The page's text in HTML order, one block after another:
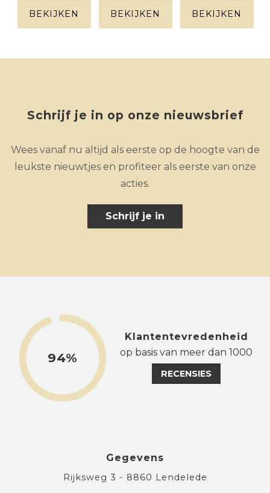
BEKIJKEN
unique
BEKIJKEN
metaal
BEKIJKEN
Schrijf je in op onze nieuwsbrief
Wees vanaf nu altijd als eerste op de hoogte van de
leukste nieuwtjes en profiteer als eerste van onze
acties.
Schrijf je in
94%
Klantentevredenheid
op basis van meer dan 1000
RECENSIES
Gegevens
Rijksweg 3 - 8860 Lendelede